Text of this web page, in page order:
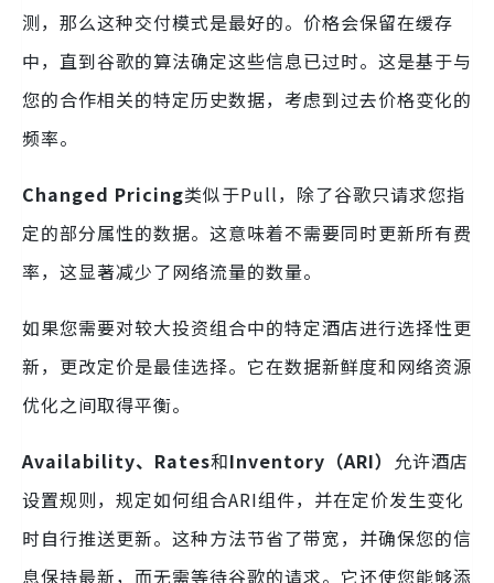
测，那么这种交付模式是最好的。价格会保留在缓存
中，直到谷歌的算法确定这些信息已过时。这是基于与
您的合作相关的特定历史数据，考虑到过去价格变化的
频率。
Changed Pricing类似于Pull，除了谷歌只请求您指
定的部分属性的数据。这意味着不需要同时更新所有费
率，这显著减少了网络流量的数量。
如果您需要对较大投资组合中的特定酒店进行选择性更
新，更改定价是最佳选择。它在数据新鲜度和网络资源
优化之间取得平衡。
Availability、Rates和Inventory（ARI） 允许酒店
设置规则，规定如何组合ARI组件，并在定价发生变化
时自行推送更新。这种方法节省了带宽，并确保您的信
息保持最新，而无需等待谷歌的请求。它还使您能够添